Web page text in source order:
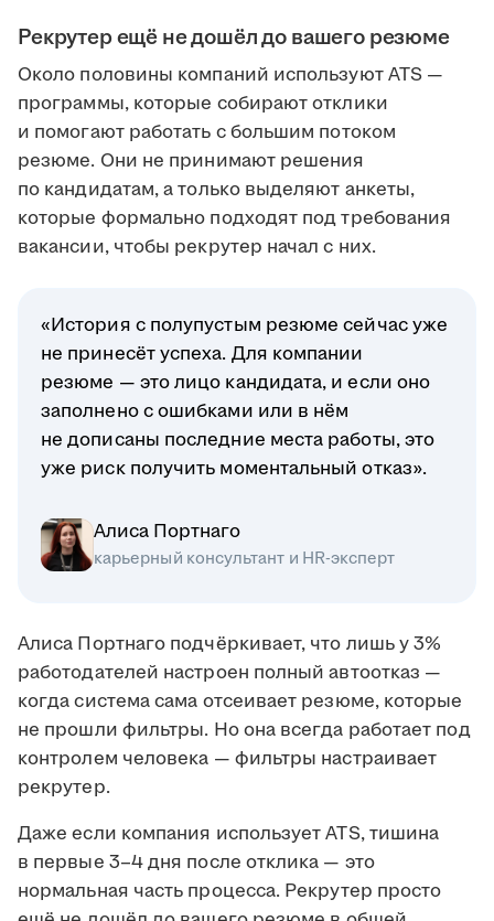
Рекрутер ещё не дошёл до вашего резюме
Около половины компаний используют ATS —
программы, которые собирают отклики
и помогают работать с большим потоком
резюме. Они не принимают решения
по кандидатам, а только выделяют анкеты,
которые формально подходят под требования
вакансии, чтобы рекрутер начал с них.
«История с полупустым резюме сейчас уже
не принесёт успеха. Для компании
резюме — это лицо кандидата, и если оно
заполнено с ошибками или в нём
не дописаны последние места работы, это
уже риск получить моментальный отказ».
Алиса Портнаго
карьерный консультант и HR-эксперт
Алиса Портнаго подчёркивает, что лишь у 3%
работодателей настроен полный автоотказ —
когда система сама отсеивает резюме, которые
не прошли фильтры. Но она всегда работает под
контролем человека — фильтры настраивает
рекрутер.
Даже если компания использует ATS, тишина
в первые 3–4 дня после отклика — это
нормальная часть процесса. Рекрутер просто